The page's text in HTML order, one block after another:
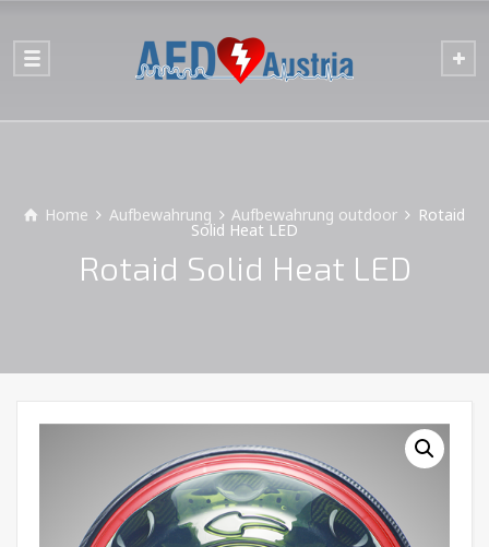
Home Aufbewahrung Aufbewahrung outdoor Rotaid
Solid Heat LED
Rotaid Solid Heat LED